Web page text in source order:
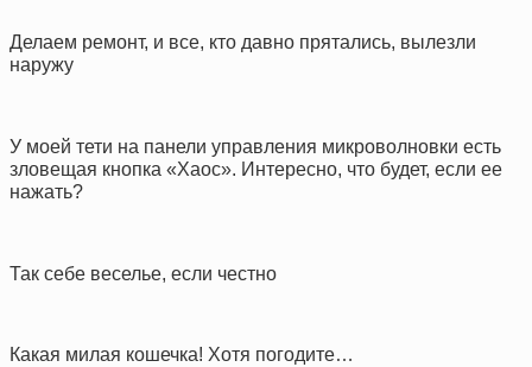
Делаем ремонт, и все, кто давно прятались, вылезли
наружу
У моей тети на панели управления микроволновки есть
зловещая кнопка «Хаос». Интересно, что будет, если ее
нажать?
Так себе веселье, если честно
Какая милая кошечка! Хотя погодите…